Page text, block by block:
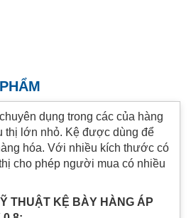
dụng trong các của hàng
thị lớn nhỏ. Kệ được dùng để
hóa. Với nhiều kích thước có
cho phép người mua có nhiều
THUẬT KỆ BÀY HÀNG ÁP